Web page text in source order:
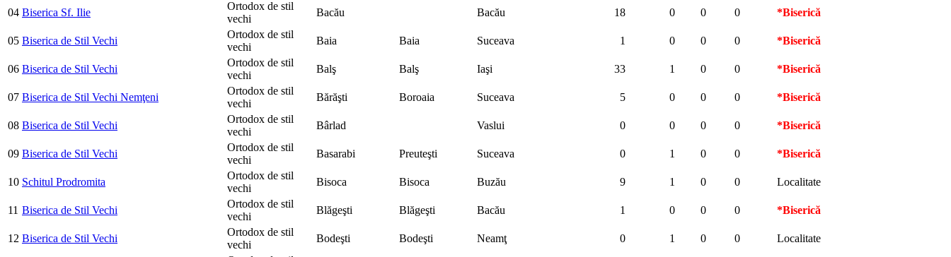
04 Biserica Sf. Ilie
Ortodox de stil
vechi
Bacău Bacău 18 0 0 0 *Biserică
05 Biserica de Stil Vechi
Ortodox de stil
vechi
Baia Baia Suceava 1 0 0 0 *Biserică
06 Biserica de Stil Vechi
Ortodox de stil
vechi
Balş Balş Iaşi 33 1 0 0 *Biserică
07 Biserica de Stil Vechi Nemţeni
Ortodox de stil
vechi
Bărăşti Boroaia Suceava 5 0 0 0 *Biserică
08 Biserica de Stil Vechi
Ortodox de stil
vechi
Bârlad Vaslui 0 0 0 0 *Biserică
09 Biserica de Stil Vechi
Ortodox de stil
vechi
Basarabi Preuteşti Suceava 0 1 0 0 *Biserică
10 Schitul Prodromita
Ortodox de stil
vechi
Bisoca Bisoca Buzău 9 1 0 0 Localitate
11 Biserica de Stil Vechi
Ortodox de stil
vechi
Blăgeşti Blăgeşti Bacău 1 0 0 0 *Biserică
12 Biserica de Stil Vechi
Ortodox de stil
vechi
Bodeşti Bodeşti Neamţ 0 1 0 0
Localitate